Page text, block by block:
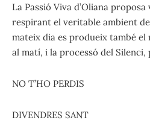
La Passió Viva d’Oliana
respirant el veritable ambient
mateix dia es produeix també
al matí, i la processó del Silenci,
NO T’HO PERDIS
DIVENDRES SANT